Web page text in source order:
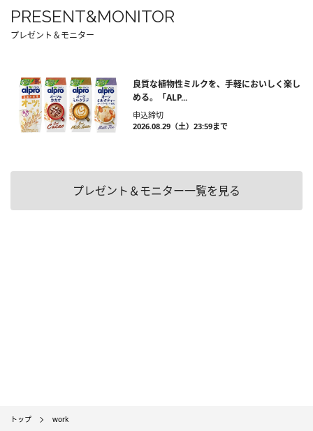
PRESENT&MONITOR
プレゼント＆モニター
良質な植物性ミルクを、手軽においしく楽し
める。「ALP...
申込締切
2026.08.29（土）23:59まで
プレゼント＆モニター一覧を見る
トップ work